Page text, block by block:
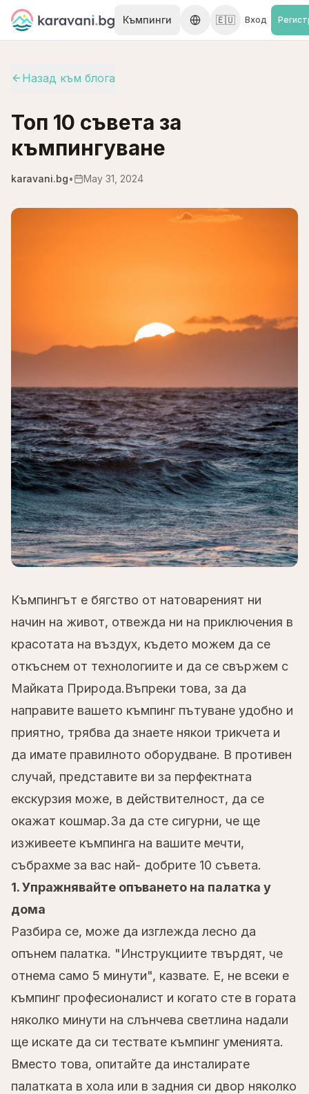
Skip to content
Къмпинги 🇪🇺 Вход
Назад към блога
Топ 10 съвета за
къмпингуване
karavani.bg• May 31, 2024
Къмпингът е бягство от натовареният ни
начин на живот, отвежда ни на приключения в
красотата на въздух, където можем да се
откъснем от технологиите и да се свържем с
Майката Природа.Въпреки това, за да
направите вашето къмпинг пътуване удобно и
приятно, трябва да знаете някои трикчета и
да имате правилното оборудване. В противен
случай, представите ви за перфектната
екскурзия може, в действителност, да се
окажат кошмар.За да сте сигурни, че ще
изживеете къмпинга на вашите мечти,
събрахме за вас най- добрите 10 съвета.
1. Упражнявайте опъването на палатка у
дома
Разбира се, може да изглежда лесно да
опънем палатка. "Инструкциите твърдят, че
отнема само 5 минути", казвате. Е, не всеки е
къмпинг професионалист и когато сте в гората
няколко минути на слънчева светлина надали
ще искате да си тествате къмпинг уменията.
Вместо това, опитайте да инсталирате
палатката в хола или в задния си двор няколко